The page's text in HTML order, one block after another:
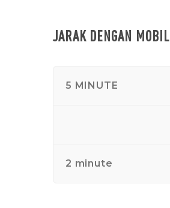
JARAK DENGAN MOBIL
5 MINUTE
2 minute